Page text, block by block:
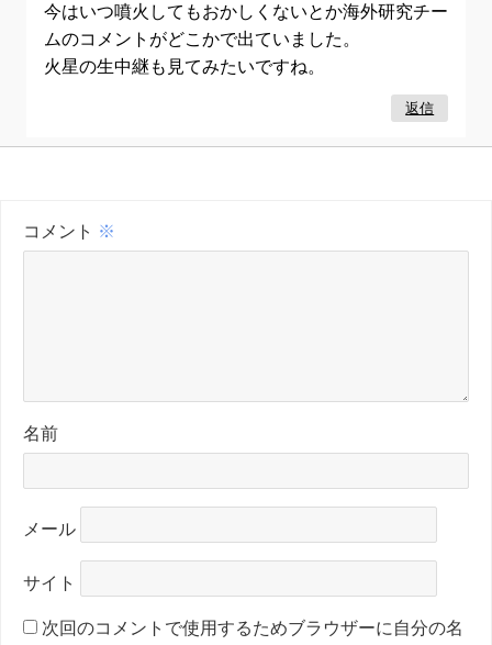
今はいつ噴火してもおかしくないとか海外研究チー
ムのコメントがどこかで出ていました。
火星の生中継も見てみたいですね。
返信
コメント ※
名前
メール
サイト
次回のコメントで使用するためブラウザーに自分の名